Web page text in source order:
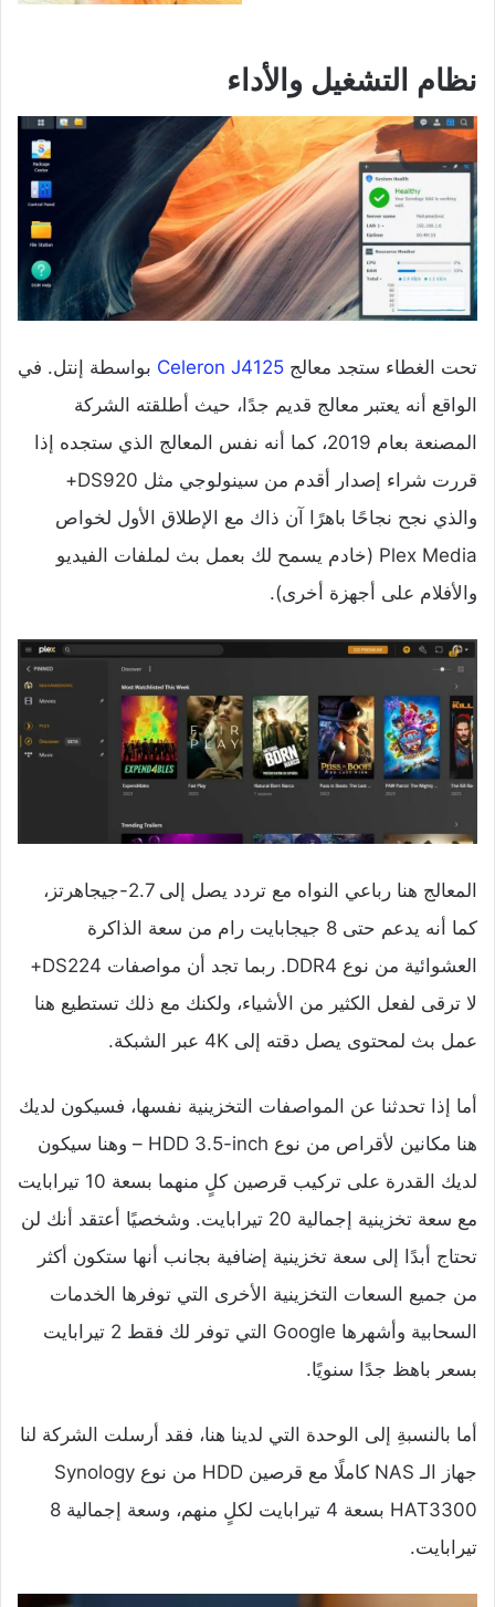
نظام التشغيل والأداء
تحت الغطاء ستجد معالج Celeron J4125 بواسطة إنتل. في
الواقع أنه يعتبر معالج قديم جدًا، حيث أطلقته الشركة
المصنعة بعام 2019، كما أنه نفس المعالج الذي ستجده إذا
قررت شراء إصدار أقدم من سينولوجي مثل DS920+
والذي نجح نجاحًا باهرًا آن ذاك مع الإطلاق الأول لخواص
Plex Media (خادم يسمح لك بعمل بث لملفات الفيديو
والأفلام على أجهزة أخرى).
المعالج هنا رباعي النواه مع تردد يصل إلى 2.7-جيجاهرتز،
كما أنه يدعم حتى 8 جيجابايت رام من سعة الذاكرة
العشوائية من نوع DDR4. ربما تجد أن مواصفات DS224+
لا ترقى لفعل الكثير من الأشياء، ولكنك مع ذلك تستطيع هنا
عمل بث لمحتوى يصل دقته إلى 4K عبر الشبكة.
أما إذا تحدثنا عن المواصفات التخزينية نفسها، فسيكون لديك
هنا مكانين لأقراص من نوع HDD 3.5-inch – وهنا سيكون
لديك القدرة على تركيب قرصين كلٍ منهما بسعة 10 تيرابايت
مع سعة تخزينية إجمالية 20 تيرابايت. وشخصيًا أعتقد أنك لن
تحتاج أبدًا إلى سعة تخزينية إضافية بجانب أنها ستكون أكثر
من جميع السعات التخزينية الأخرى التي توفرها الخدمات
السحابية وأشهرها Google التي توفر لك فقط 2 تيرابايت
بسعر باهظ جدًا سنويًا.
أما بالنسبةِ إلى الوحدة التي لدينا هنا، فقد أرسلت الشركة لنا
جهاز الـ NAS كاملًا مع قرصين HDD من نوع Synology
HAT3300 بسعة 4 تيرابايت لكلٍ منهم، وسعة إجمالية 8
تيرابايت.